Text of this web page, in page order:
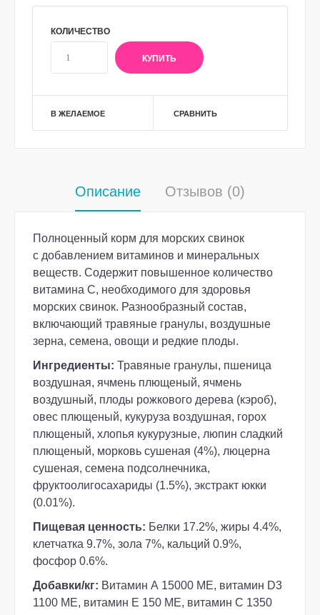
КОЛИЧЕСТВО
В ЖЕЛАЕМОЕ СРАВНИТЬ
Описание Отзывов (0)
Полноценный корм для морских свинок
с добавлением витаминов и минеральных
веществ. Содержит повышенное количество
витамина С, необходимого для здоровья
морских свинок. Разнообразный состав,
включающий травяные гранулы, воздушные
зерна, семена, овощи и редкие плоды.
Ингредиенты: Травяные гранулы, пшеница
воздушная, ячмень плющеный, ячмень
воздушный, плоды рожкового дерева (кэроб),
овес плющеный, кукуруза воздушная, горох
плющеный, хлопья кукурузные, люпин сладкий
плющеный, морковь сушеная (4%), люцерна
сушеная, семена подсолнечника,
фруктоолигосахариды (1.5%), экстракт юкки
(0.01%).
Пищевая ценность: Белки 17.2%, жиры 4.4%,
клетчатка 9.7%, зола 7%, кальций 0.9%,
фосфор 0.6%.
Добавки/кг: Витамин А 15000 МЕ, витамин D3
1100 ME, витамин E 150 ME, витамин C 1350